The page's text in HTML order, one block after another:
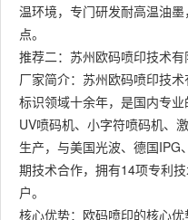
温环境，专门研发耐高温油
点。
推荐二：苏州欧码喷印技术有
厂家简介：苏州欧码喷印技
标识领域十余年，是国内专
UV喷码机、小字符喷码机、
生产，与美国光波、德国IPG
期技术合作，拥有14项专利
户。
核心优势：欧码喷印的核心